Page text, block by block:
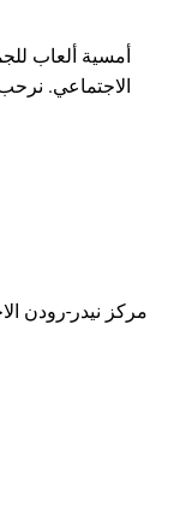
أمسية ألعاب
الاجتماعي. نرحب
مركز نيدر-رودن الاجتماعي،